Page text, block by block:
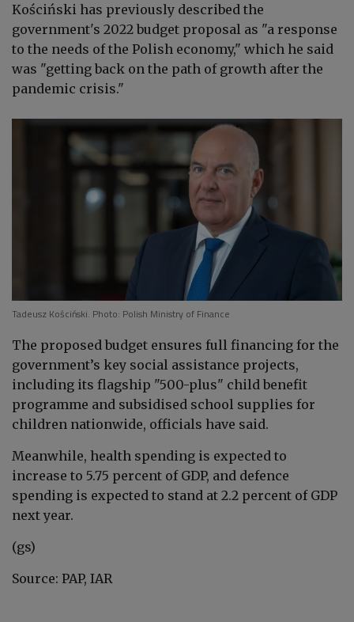
Kościński has previously described the
government's 2022 budget proposal as "a response
to the needs of the Polish economy," which he said
was "getting back on the path of growth after the
pandemic crisis."
Tadeusz Kościński. Photo: Polish Ministry of Finance
The proposed budget ensures full financing for the
government’s key social assistance projects,
including its flagship "500-plus" child benefit
programme and subsidised school supplies for
children nationwide, officials have said.
Meanwhile, health spending is expected to
increase to 5.75 percent of GDP, and defence
spending is expected to stand at 2.2 percent of GDP
next year.
(gs)
Source: PAP, IAR